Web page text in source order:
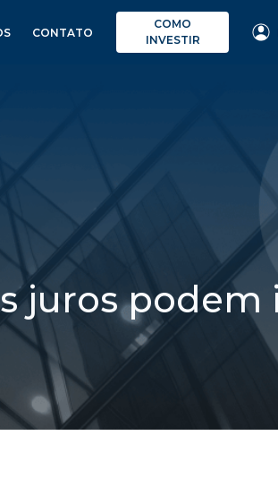
CONTATO
COMO
INVESTIR
juros podem